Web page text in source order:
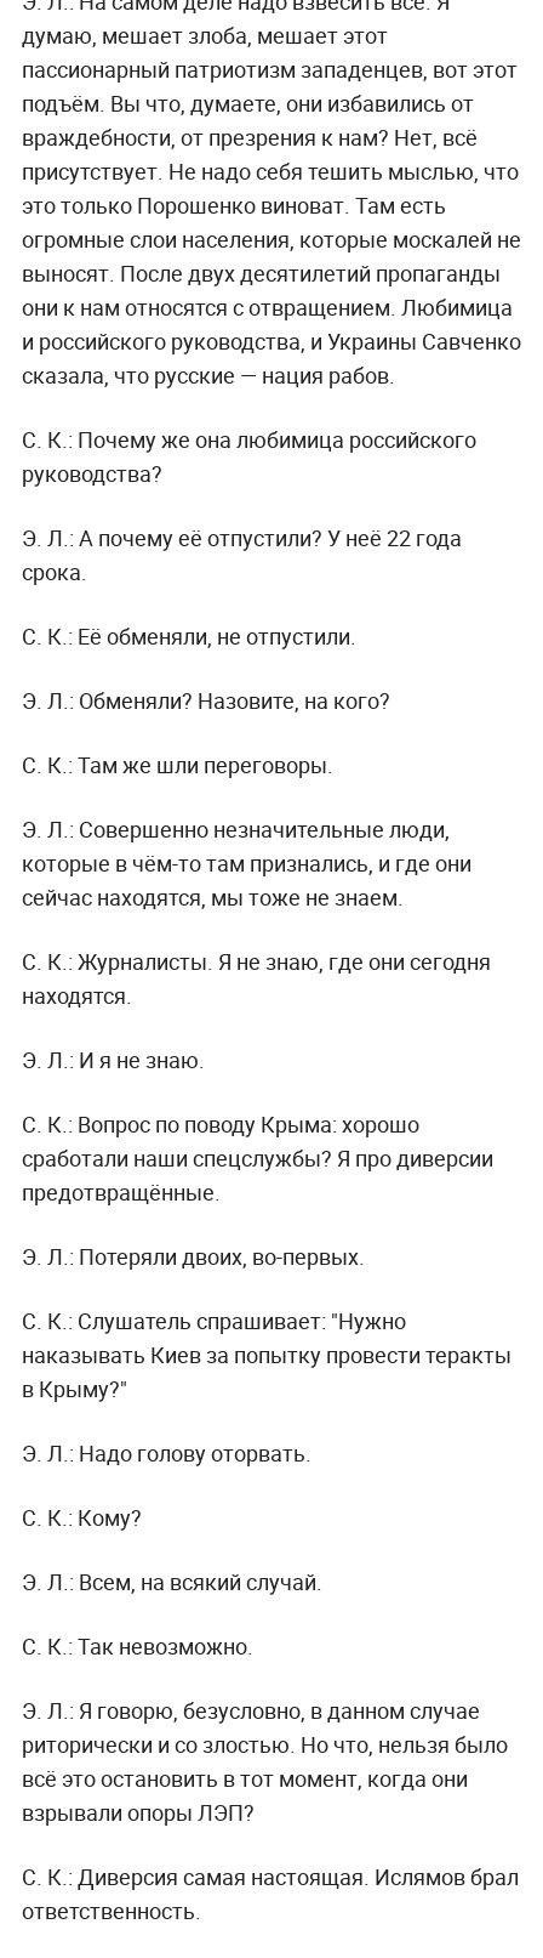
думаю, мешает злоба, мешает этот
пассионарный патриотизм западенцев, вот этот
подъём. Вы что, думаете, они избавились от
враждебности, от презрения к нам? Нет, всё
присутствует. Не надо себя тешить мыслью, что
это только Порошенко виноват. Там есть
огромные слои населения, которые москалей не
выносят. После двух десятилетий пропаганды
они к нам относятся с отвращением. Любимица
и российского руководства, и Украины Савченко
сказала, что русские — нация рабов.
С. К.: Почему же она любимица российского
руководства?
Э. Л.: А почему её отпустили? У неё 22 года
срока.
С. К.: Её обменяли, не отпустили.
Э. Л.: Обменяли? Назовите, на кого?
С. К.: Там же шли переговоры.
Э. Л.: Совершенно незначительные люди,
которые в чём-то там признались, и где они
сейчас находятся, мы тоже не знаем.
С. К.: Журналисты. Я не знаю, где они сегодня
находятся.
Э. Л.: И я не знаю.
С. К.: Вопрос по поводу Крыма: хорошо
сработали наши спецслужбы? Я про диверсии
предотвращённые.
Э. Л.: Потеряли двоих, во-первых.
С. К.: Слушатель спрашивает: "Нужно
наказывать Киев за попытку провести теракты
в Крыму?"
Э. Л.: Надо голову оторвать.
С. К.: Кому?
Э. Л.: Всем, на всякий случай.
С. К.: Так невозможно.
Э. Л.: Я говорю, безусловно, в данном случае
риторически и со злостью. Но что, нельзя было
всё это остановить в тот момент, когда они
взрывали опоры ЛЭП?
С. К.: Диверсия самая настоящая. Ислямов брал
ответственность.